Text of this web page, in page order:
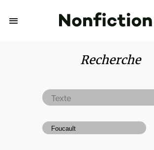
Recherche